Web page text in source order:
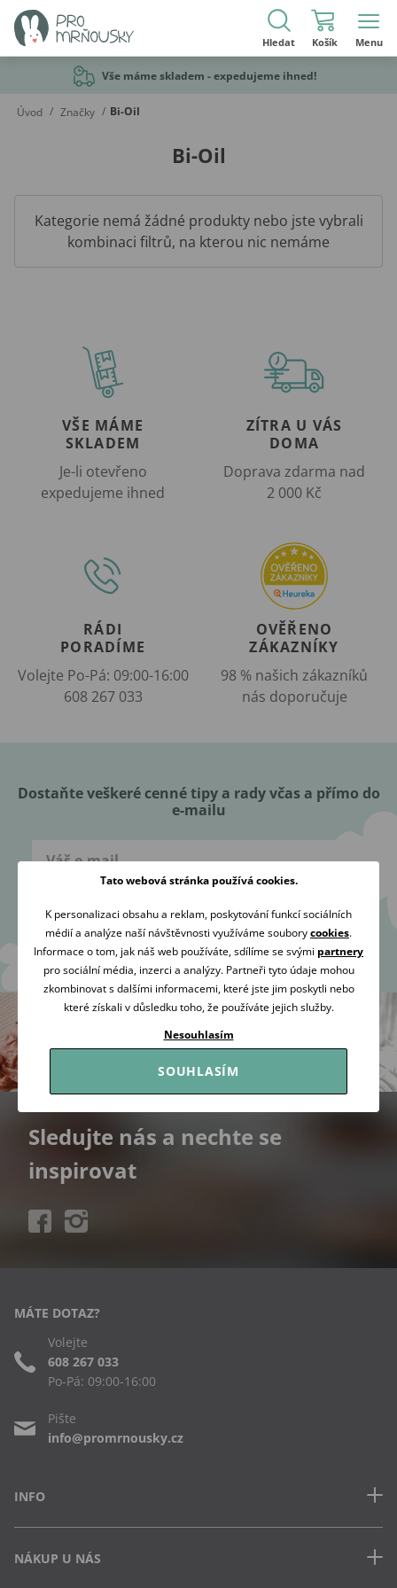
Hledat Košík Menu
Vše máme skladem - expedujeme ihned!
Úvod / Značky / Bi-Oil
Bi-Oil
Kategorie nemá žádné produkty nebo jste vybrali
kombinaci filtrů, na kterou nic nemáme
VŠE MÁME
SKLADEM
Je-li otevřeno
expedujeme ihned
ZÍTRA U VÁS
DOMA
Doprava zdarma nad
2 000 Kč
RÁDI
PORADÍME
Volejte Po-Pá: 09:00-16:00
608 267 033
OVĚŘENO
ZÁKAZNÍKY
98 % našich zákazníků
nás doporučuje
Dostaňte veškeré cenné tipy a rady včas a přímo do
e-mailu
Přihlásit se
Souhlasím sezpracováním osobních údajůza účelem zaslání
newsletteru.
Sledujte nás a nechte se
inspirovat
INFO
Často kladené dotazy
NÁKUP U NÁS
MÁTE DOTAZ?
Volejte
608 267 033
Po-Pá: 09:00-16:00
Pište
info@promrnousky.cz
Tato webová stránka používá cookies.
K personalizaci obsahu a reklam, poskytování funkcí sociálních
médií a analýze naší návštěvnosti využíváme souborycookies.
Informace o tom, jak náš web používáte, sdílíme se svými partnery
pro sociální média, inzerci a analýzy. Partneři tyto údaje mohou
zkombinovat s dalšími informacemi, které jste jim poskytli nebo
které získali v důsledku toho, že používáte jejich služby.
Nesouhlasím
SOUHLASÍM